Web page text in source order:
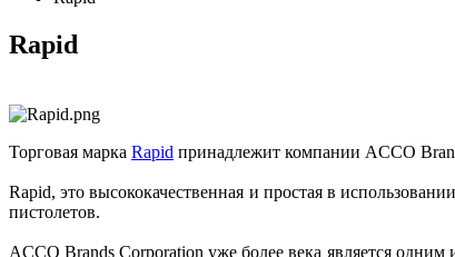
Rapid
Торговая марка Rapid принадлежит компании ACCO
Rapid, это высококачественная и простая в
пистолетов.
ACCO Brands Corporation уже более века является